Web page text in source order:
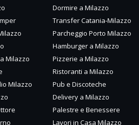
Dormire a Milazzo
Transfer Catania-Milazzo
Parcheggio Porto Milazzo
Hamburger a Milazzo
Milazzo
Pizzerie a Milazzo
Ristoranti a Milazzo
Milazzo
Pub e Discoteche
Delivery a Milazzo
Palestre e Benessere
Lavori in Casa Milazzo